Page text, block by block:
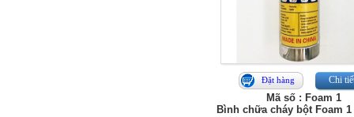
Đặt hàng Chi
Mã số : Foam 1
Bình chữa cháy bột Foam